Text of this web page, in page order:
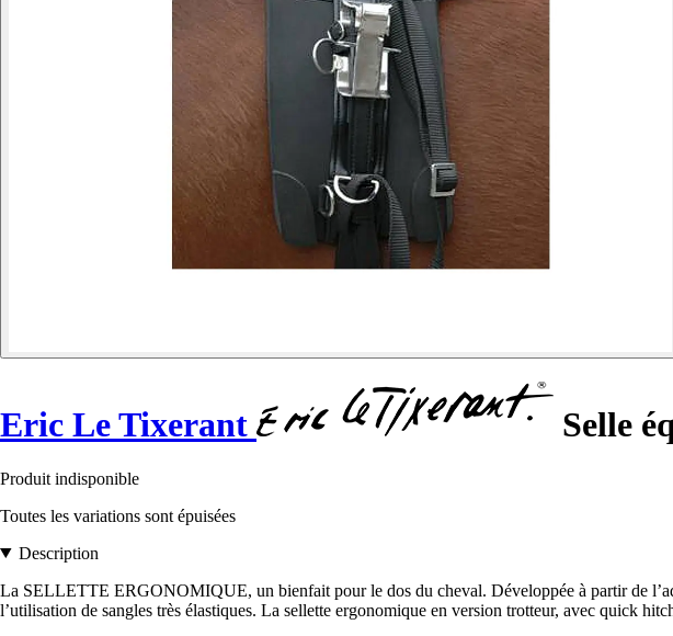
Eric Le Tixerant Selle
Produit indisponible
Toutes les variations sont épuisées
Description
La SELLETTE ERGONOMIQUE, un bienfait pour le dos du cheval. Développée à partir de
l’utilisation de sangles très élastiques. La sellette ergonomique en version trotteur, avec quick